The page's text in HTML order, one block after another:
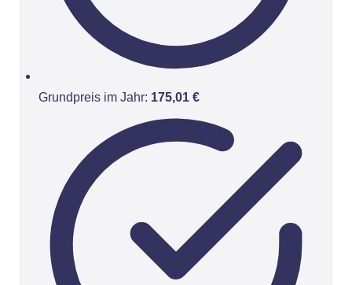
Grundpreis im Jahr: 175,01 €